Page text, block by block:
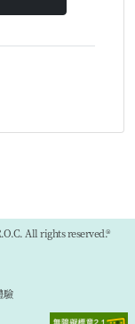
All rights reserved.®
驗